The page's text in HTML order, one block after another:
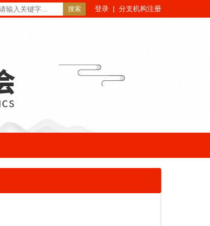
搜索 登录 | 分支机构注册